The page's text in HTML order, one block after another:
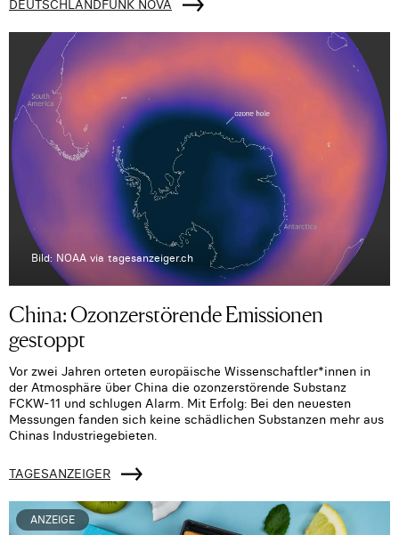
DEUTSCHLANDFUNK NOVA
Bild: NOAA via tagesanzeiger.ch
China: Ozonzerstörende Emissionen
gestoppt
Vor zwei Jahren orteten europäische Wissenschaftler*innen in
der Atmosphäre über China die ozonzerstörende Substanz
FCKW-11 und schlugen Alarm. Mit Erfolg: Bei den neuesten
Messungen fanden sich keine schädlichen Substanzen mehr aus
Chinas Industriegebieten.
TAGESANZEIGER
ANZEIGE